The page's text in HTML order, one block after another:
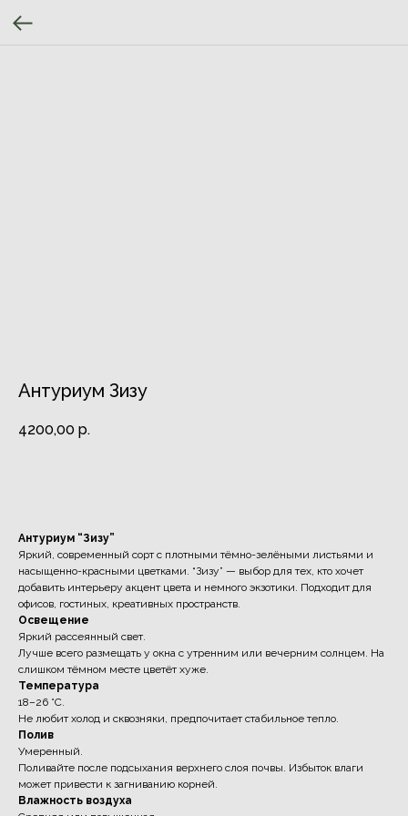
Антуриум Зизу
4200,00 р.
Антуриум “Зизу”
Яркий, современный сорт с плотными тёмно-зелёными листьями и
насыщенно-красными цветками. “Зизу” — выбор для тех, кто хочет
добавить интерьеру акцент цвета и немного экзотики. Подходит для
офисов, гостиных, креативных пространств.
Освещение
Яркий рассеянный свет.
Лучше всего размещать у окна с утренним или вечерним солнцем. На
слишком тёмном месте цветёт хуже.
Температура
18–26 °C.
Не любит холод и сквозняки, предпочитает стабильное тепло.
Полив
Умеренный.
Поливайте после подсыхания верхнего слоя почвы. Избыток влаги
может привести к загниванию корней.
Влажность воздуха